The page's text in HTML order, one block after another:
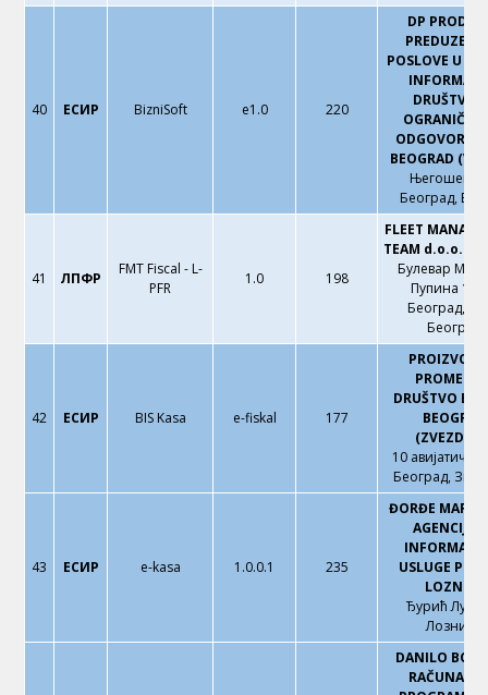
40 ЕСИР BizniSoft e1.0 220
DP
PREDUZEĆE
POSLOVE U
DRUŠTVO
BEOGRAD
Његошева
Београд,
41 ЛПФР
FMT Fiscal - L-
PFR
1.0 198
FLEET
TEAM d.o.o.
Булевар
Пупина
Београд,
Београд
42 ЕСИР BIS Kasa e-fiskal 177
DRUŠTVO BIS
BEOGRAD
10
Београд,
43 ЕСИР e-kasa 1.0.0.1 235
ĐORĐE
AGENCIJA
USLUGE PC
LOZNICA
Ђурић Луке
Лозница
DANILO